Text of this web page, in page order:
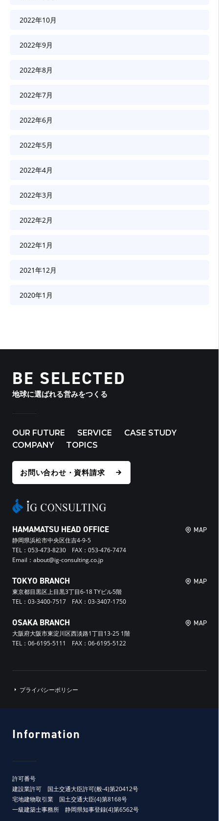
2022年10月
2022年9月
2022年8月
2022年7月
2022年6月
2022年5月
2022年4月
2022年3月
2022年2月
2022年1月
2021年12月
2020年1月
BE SELECTED
地球に選ばれる営みをつくる
OUR FUTURE SERVICE
CASE STUDY
COMPANY
TOPICS
お問い合わせ・資料請求
HAMAMATSU HEAD OFFICE
静岡県浜松市中央区住吉4-9-5
TEL：053-473-8230 FAX：053-476-7474
Email：about@ig-consulting.co.jp
MAP
TOKYO BRANCH
東京都目黒区上目黒3丁目6-18 TYビル5階
TEL：03-3400-7517 FAX：03-3407-1750
MAP
OSAKA BRANCH
大阪府大阪市東淀川区西淡路1丁目13-25 1階
TEL：06-6195-5111 FAX：06-6195-5122
MAP
プライバシーポリシー
Information
許可番号
建設業許可 国土交通大臣許可(般-4)第20412号
宅地建物取引業 国土交通大臣(4)第8168号
一級建築士事務所 静岡県知事登録(4)第6562号